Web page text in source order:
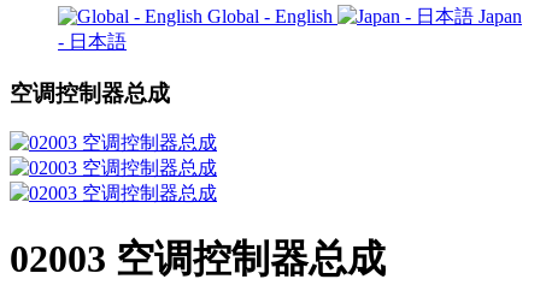
Global - English
Japan
- 日本語
空调控制器总成
02003 空调控制器总成